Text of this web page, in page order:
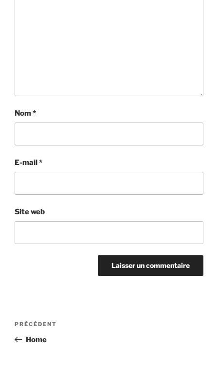
Nom*
E-mail*
Site web
Navigation
l’article
Article
précédent
PRÉCÉDENT
Home